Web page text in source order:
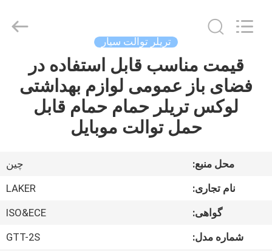
خانه
محصولات
کارخانه
CO.,LIMITED.
تریلر توالت سیار
قیمت مناسب قابل استفاده در
فضای باز عمومی لوازم بهداشتی
لوکس تریلر حمام حمام قابل
حمل توالت موبایل
محل منبع:
چین
نام تجاری:
LAKER
گواهی:
ISO&ECE
شماره مدل:
GTT-2S